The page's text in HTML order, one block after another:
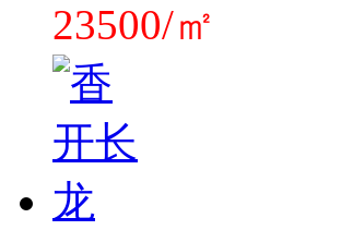
23500/㎡